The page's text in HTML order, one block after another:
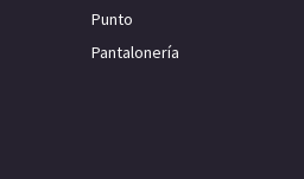
Punto
Pantalonería